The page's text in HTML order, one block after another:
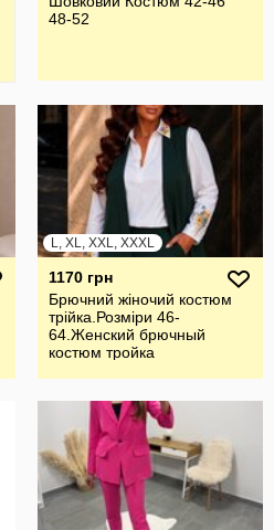
48-52
L, XL, XXL, XXXL
1170 грн
Брючний жiночий костюм
трiйка.Розмiри 46-
64.Женский брючный
костюм тройка